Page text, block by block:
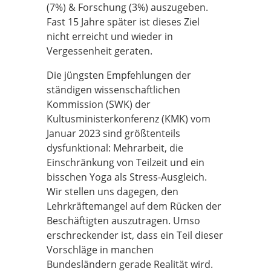
(7%) & Forschung (3%) auszugeben.
Fast 15 Jahre später ist dieses Ziel
nicht erreicht und wieder in
Vergessenheit geraten.
Die jüngsten Empfehlungen der
ständigen wissenschaftlichen
Kommission (SWK) der
Kultusministerkonferenz (KMK) vom
Januar 2023 sind größtenteils
dysfunktional: Mehrarbeit, die
Einschränkung von Teilzeit und ein
bisschen Yoga als Stress-Ausgleich.
Wir stellen uns dagegen, den
Lehrkräftemangel auf dem Rücken der
Beschäftigten auszutragen. Umso
erschreckender ist, dass ein Teil dieser
Vorschläge in manchen
Bundesländern gerade Realität wird.